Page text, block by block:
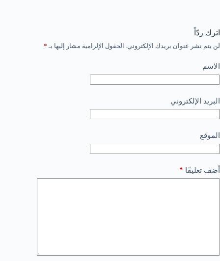
اترك ردّاً
لن يتم نشر عنوان بريدك الإلكتروني. الحقول الإلزامية مشار إليها بـ *
الاسم
البريد الإلكتروني
الموقع
أضف تعليقًا *